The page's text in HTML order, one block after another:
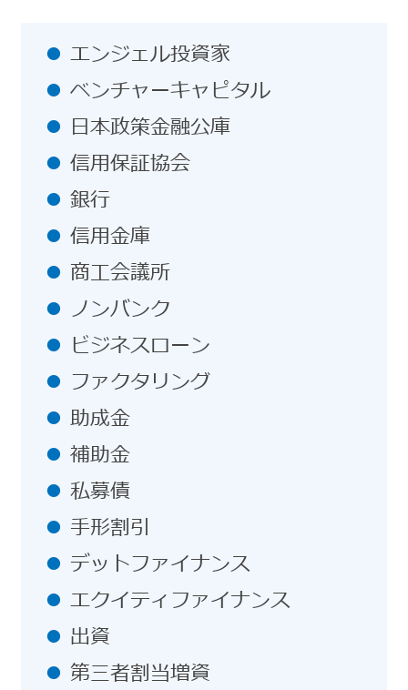
エンジェル投資家
ベンチャーキャピタル
日本政策金融公庫
信用保証協会
銀行
信用金庫
商工会議所
ノンバンク
ビジネスローン
ファクタリング
助成金
補助金
私募債
手形割引
デットファイナンス
エクイティファイナンス
出資
第三者割当増資